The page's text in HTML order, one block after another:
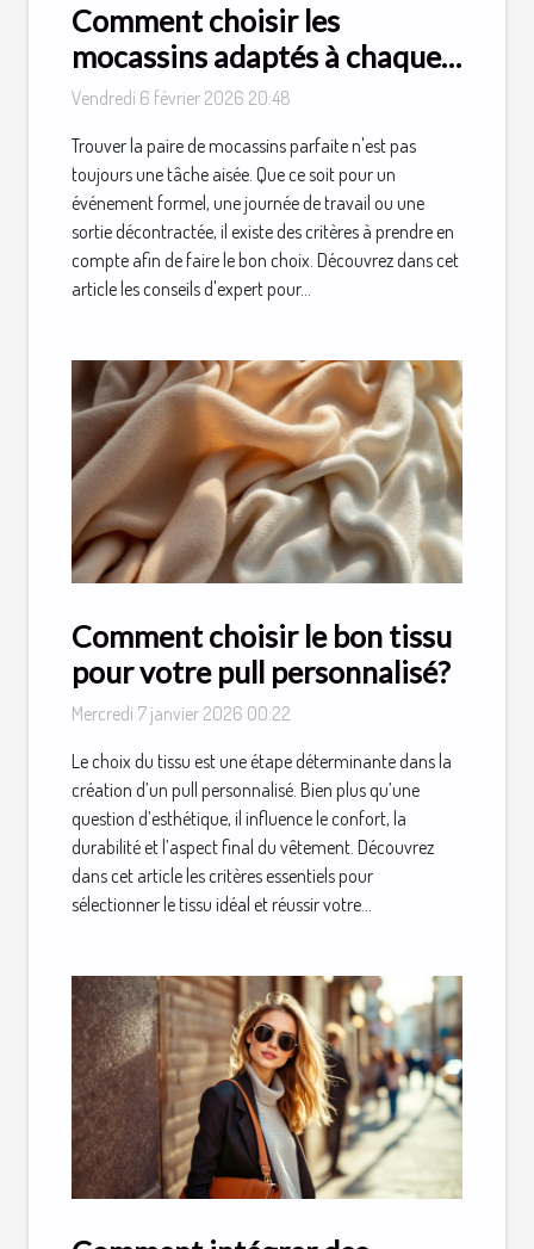
Comment choisir les
mocassins adaptés à chaque
occasion ?
Vendredi 6 février 2026 20:48
Trouver la paire de mocassins parfaite n'est pas
toujours une tâche aisée. Que ce soit pour un
événement formel, une journée de travail ou une
sortie décontractée, il existe des critères à prendre en
compte afin de faire le bon choix. Découvrez dans cet
article les conseils d'expert pour...
Comment choisir le bon tissu
pour votre pull personnalisé?
Mercredi 7 janvier 2026 00:22
Le choix du tissu est une étape déterminante dans la
création d’un pull personnalisé. Bien plus qu’une
question d’esthétique, il influence le confort, la
durabilité et l’aspect final du vêtement. Découvrez
dans cet article les critères essentiels pour
sélectionner le tissu idéal et réussir votre...